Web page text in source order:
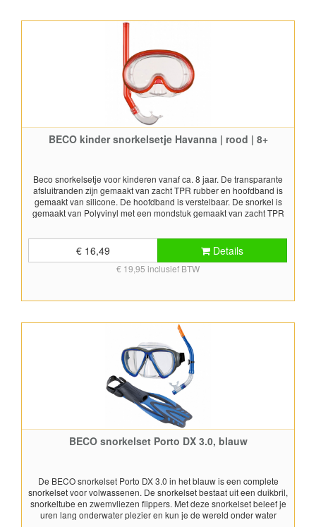
BECO kinder snorkelsetje Havanna | rood | 8+
Beco snorkelsetje voor kinderen vanaf ca. 8 jaar. De transparante
afsluitranden zijn gemaakt van zacht TPR rubber en hoofdband is
gemaakt van silicone. De hoofdband is verstelbaar. De snorkel is
gemaakt van Polyvinyl met een mondstuk gemaakt van zacht TPR
€ 16,49 Details
€ 19,95 inclusief BTW
BECO snorkelset Porto DX 3.0, blauw
De BECO snorkelset Porto DX 3.0 in het blauw is een complete
snorkelset voor volwassenen. De snorkelset bestaat uit een duikbril,
snorkeltube en zwemvliezen flippers. Met deze snorkelset beleef je
uren lang onderwater plezier en kun je de wereld onder water